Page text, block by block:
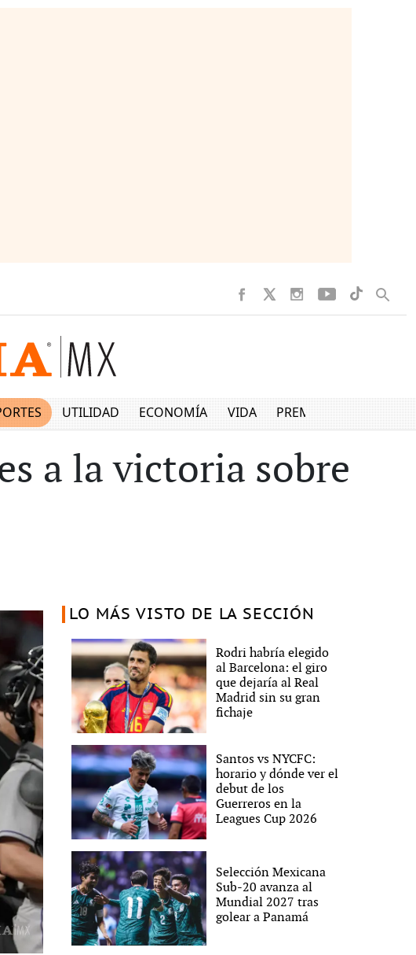
UTILIDAD ECONOMÍA VIDA PREMIUM
a la victoria sobre
LO MÁS VISTO DE LA SECCIÓN
Rodri habría elegido
al Barcelona: el giro
que dejaría al Real
Madrid sin su gran
fichaje
Santos vs NYCFC:
horario y dónde ver el
debut de los
Guerreros en la
Leagues Cup 2026
Selección Mexicana
Sub-20 avanza al
Mundial 2027 tras
golear a Panamá